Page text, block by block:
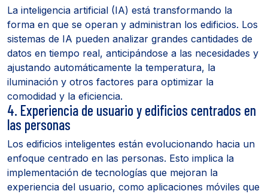
La inteligencia artificial (IA) está transformando la
forma en que se operan y administran los edificios. Los
sistemas de IA pueden analizar grandes cantidades de
datos en tiempo real, anticipándose a las necesidades y
ajustando automáticamente la temperatura, la
iluminación y otros factores para optimizar la
comodidad y la eficiencia.
4. Experiencia de usuario y edificios centrados en
las personas
Los edificios inteligentes están evolucionando hacia un
enfoque centrado en las personas. Esto implica la
implementación de tecnologías que mejoran la
experiencia del usuario, como aplicaciones móviles que